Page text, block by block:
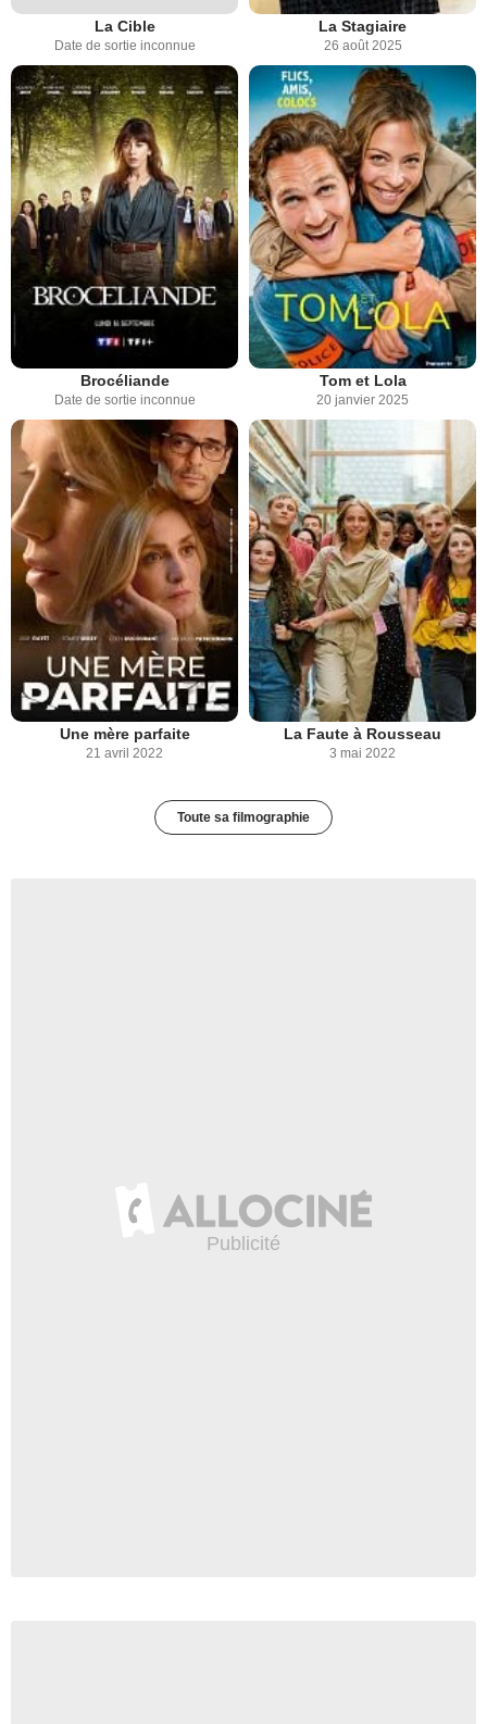
La Cible
Date de sortie inconnue
La Stagiaire
26 août 2025
Brocéliande
Date de sortie inconnue
Tom et Lola
20 janvier 2025
Une mère parfaite
21 avril 2022
La Faute à Rousseau
3 mai 2022
Toute sa filmographie